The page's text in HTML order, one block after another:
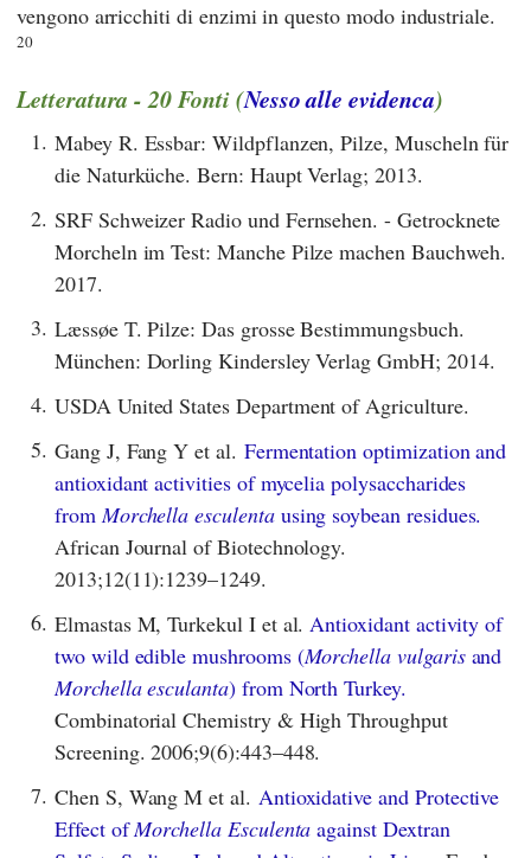
vengono arricchiti di enzimi in questo modo industriale.
20
Letteratura - 20 Fonti (Nesso alle evidenca)
1. Mabey R. Essbar: Wildpflanzen, Pilze, Muscheln für
die Naturküche. Bern: Haupt Verlag; 2013.
2. SRF Schweizer Radio und Fernsehen. - Getrocknete
Morcheln im Test: Manche Pilze machen Bauchweh.
2017.
3. Læssøe T. Pilze: Das grosse Bestimmungsbuch.
München: Dorling Kindersley Verlag GmbH; 2014.
4. USDA United States Department of Agriculture.
5. Gang J, Fang Y et al. Fermentation optimization and
antioxidant activities of mycelia polysaccharides
from Morchella esculentausing soybean residues.
African Journal of Biotechnology.
2013;12(11):1239–1249.
6. Elmastas M, Turkekul I et al. Antioxidant activity of
two wild edible mushrooms (Morchella vulgarisand
Morchella esculanta) from North Turkey.
Combinatorial Chemistry & High Throughput
Screening. 2006;9(6):443–448.
7. Chen S, Wang M et al. Antioxidative and Protective
Effect ofMorchella Esculenta against Dextran